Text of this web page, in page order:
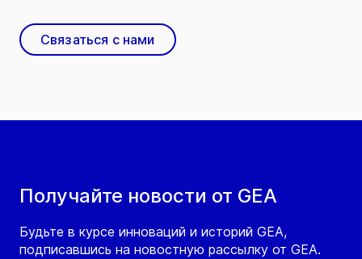
Получайте новости от GEA
Будьте в курсе инноваций и историй GEA,
подписавшись на новостную рассылку от GEA.
Связаться с нами